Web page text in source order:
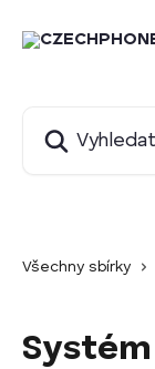
Všechny sbírky
Systém